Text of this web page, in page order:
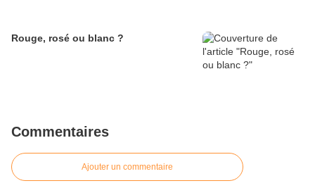
Rouge, rosé ou blanc ?
Commentaires
Ajouter un commentaire